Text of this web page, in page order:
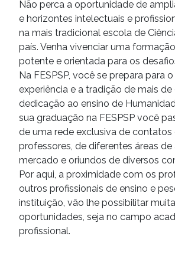
Não perca a oportunidade de
e horizontes intelectuais e
na mais tradicional escola de
país. Venha vivenciar uma
potente e orientada para os
Na FESPSP, você se prepara para
experiência e a tradição de mais
dedicação ao ensino de
sua graduação na FESPSP você
de uma rede exclusiva de
professores, de diferentes áreas
mercado e oriundos de diversos
Por aqui, a proximidade com os
outros profissionais de ensino e
instituição, vão lhe possibilitar
oportunidades, seja no campo
profissional.